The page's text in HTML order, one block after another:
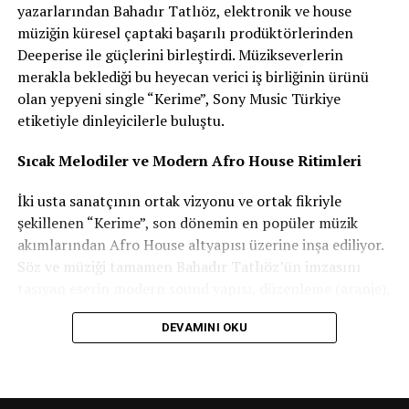
Bu şarkıyı yazarken siz o duygunun daha çok hangi
tarafındaydınız?
Sanırım tam ortasındaydım. İnsanın her şeyden önce
kendiyle mutlu olabilmesi gerektiğine inanıyorum. O
zaman yeniden denemeyi de, vazgeçebilmeyi de daha
bir ilişkiden bahsetmiyorum. Aksine, iki tarafın da
birbirini sevdiği ama hayatın getirdiği başka zorluklar
nedeniyle karar vermenin kolay olmadığı bir durumdan
bahsediyorum. “Pusula” da tam olarak bu ikilemi
anlatıyor.
yazarlarından Bahadır Tatlıöz, elektronik ve house
müziğin küresel çaptaki başarılı prodüktörlerinden
Deeperise ile güçlerini birleştirdi. Müzikseverlerin
merakla beklediği bu heyecan verici iş birliğinin ürünü
olan yepyeni single “Kerime”, Sony Music Türkiye
etiketiyle dinleyicilerle buluştu.
Sıcak Melodiler ve Modern Afro House Ritimleri
İki usta sanatçının ortak vizyonu ve ortak fikriyle
şekillenen “Kerime”, son dönemin en popüler müzik
akımlarından Afro House altyapısı üzerine inşa ediliyor.
Söz ve müziği tamamen Bahadır Tatlıöz’ün imzasını
mix ve mastering koltuğunda ise Deeperise’ın
profesyonel dokunuşları yer alıyor. Akıcı ritmi ve
aşılıyor.
DEVAMINI OKU